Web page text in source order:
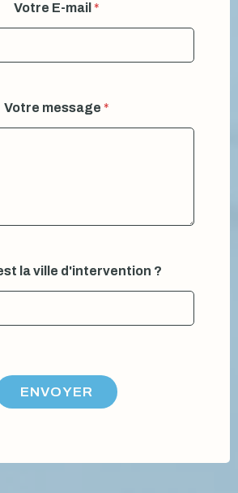
Votre E-mail *
Votre message *
la ville d'intervention ?
ENVOYER